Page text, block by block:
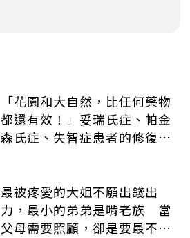
「花園和大自然，比任何藥物
都還有效！」妥瑞氏症、帕金
森氏症、失智症患者的修復與
最被疼愛的大姐不願出錢出
力，最小的弟弟是啃老族 當
父母需要照顧，卻是要最不被